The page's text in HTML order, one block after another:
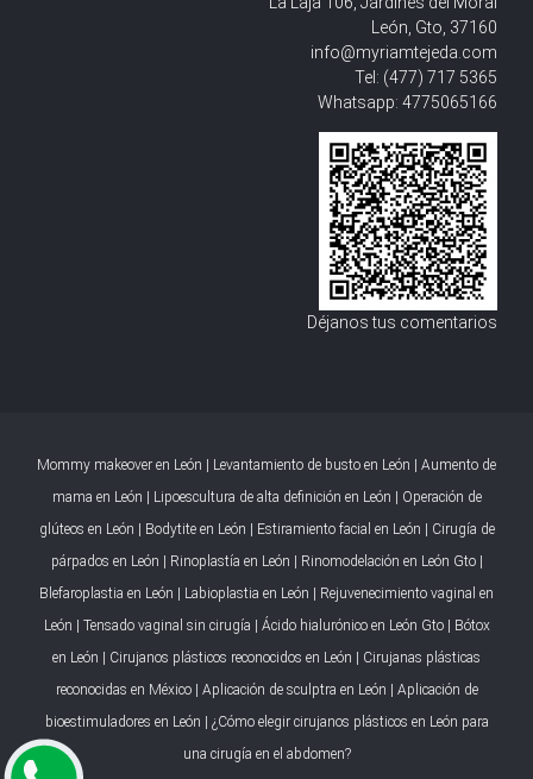
León, Gto, 37160
info@myriamtejeda.com
Tel: (477) 717 5365
Whatsapp: 4775065166
Déjanos tus comentarios
Mommy makeover en León | Levantamiento de busto en León | Aumento de
mama en León | Lipoescultura de alta definición en León | Operación de
glúteos en León | Bodytite en León | Estiramiento facial en León | Cirugía de
párpados en León | Rinoplastía en León | Rinomodelación en León Gto|
Blefaroplastia en León | Labioplastia en León | Rejuvenecimiento vaginal en
León | Tensado vaginal sin cirugía | Ácido hialurónico en León Gto| Bótox
en León | Cirujanos plásticos reconocidos en León | Cirujanas plásticas
reconocidas en México| Aplicación de sculptra en León | Aplicación de
bioestimuladores en León | ¿Cómo elegir cirujanos plásticos en León para
una cirugía en el abdomen?